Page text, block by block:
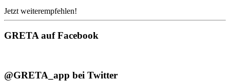
Jetzt weiterempfehlen!
GRETA auf Facebook
@GRETA_app bei Twitter